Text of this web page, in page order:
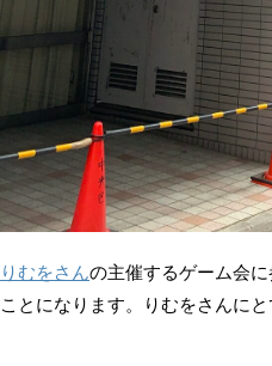
りむをさんの主催するゲーム会
とになります。りむをさんに